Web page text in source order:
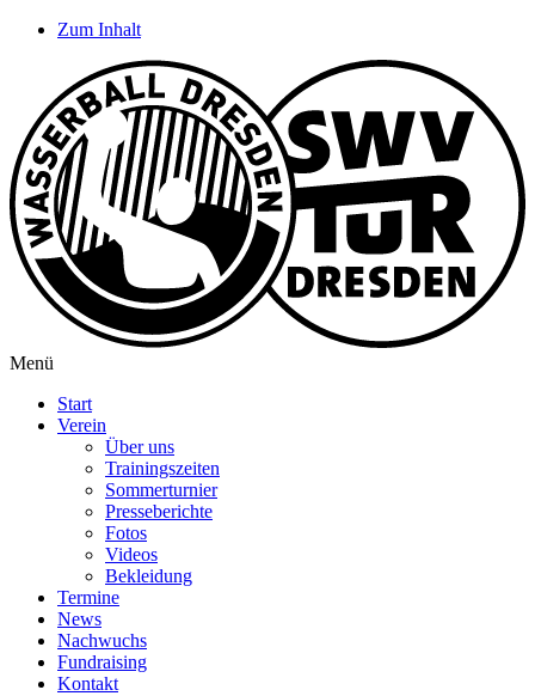
Zum Inhalt
Menü
Start
Verein
Über uns
Trainingszeiten
Sommerturnier
Presseberichte
Fotos
Videos
Bekleidung
Termine
News
Nachwuchs
Fundraising
Kontakt